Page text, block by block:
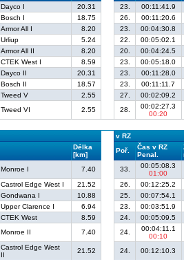
Dayco I 20.31 23.
00:11:41.9
Bosch I 18.75 26.
00:11:20.6
Armor All I 8.20 23.
00:04:30.8
Urliup 5.24 22.
00:05:02.1
Armor All II 8.20 20.
00:04:24.5
CTEK West I 8.59 23.
00:05:18.0
Dayco II 20.31 23.
00:11:28.0
Bosch II 18.57 23.
00:11:11.7
Tweed V 2.55 27.
00:02:09.2
Tweed VI 2.55 28.
00:02:27.3
00:20
v RZ
Délka
[km]
Poř.
Čas v RZ
Penal.
Monroe I 7.40 33.
00:05:08.3
01:00
Castrol Edge West I 21.52 26.
00:12:25.2
Gondwana I 10.88 25.
00:07:54.1
Upper Clarence I 6.94 23.
00:03:51.9
CTEK West 8.59 24.
00:05:09.5
Monroe II 7.40 24.
00:04:11.1
00:10
Castrol Edge West
II
21.52 24.
00:12:10.3